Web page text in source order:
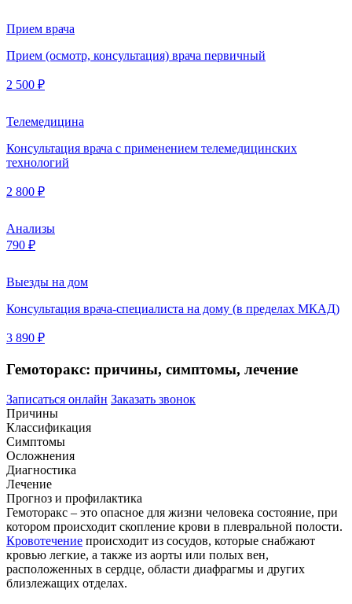
Прием врача
Прием (осмотр, консультация) врача первичный
2 500 ₽
Телемедицина
Консультация врача с применением телемедицинских
технологий
2 800 ₽
Анализы
790 ₽
Выезды на дом
Консультация врача-специалиста на дому (в пределах МКАД)
3 890 ₽
Гемоторакс: причины, симптомы, лечение
Записаться онлайн Заказать звонок
Причины
Классификация
Симптомы
Осложнения
Диагностика
Лечение
Прогноз и профилактика
Гемоторакс – это опасное для жизни человека состояние, при
котором происходит скопление крови в плевральной полости.
Кровотечение происходит из сосудов, которые снабжают
кровью легкие, а также из аорты или полых вен,
расположенных в сердце, области диафрагмы и других
близлежащих отделах.